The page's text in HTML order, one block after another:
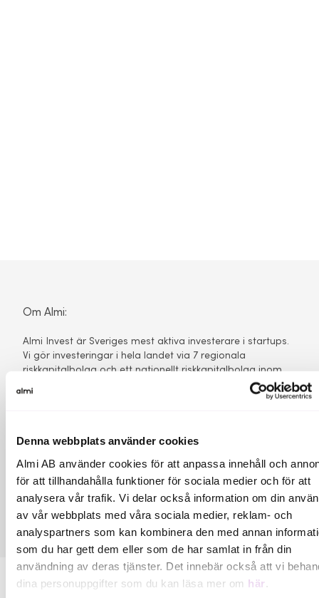
Denna webbplats använder cookies
Almi AB använder cookies för att anpassa innehåll och
för att tillhandahålla funktioner för sociala medier och för att
analysera vår trafik. Vi delar också information om din
av vår webbplats med våra sociala medier, reklam- och
analyspartners som kan kombinera den med annan
som du har gett dem eller som de har samlat in från din
användning av deras tjänster. Det innebär också att vi
dina personuppgifter som du kan läsa mer om här
Om Almi:
Almi Invest är Sveriges mest aktiva investerare i startups.
Vi gör investeringar i hela landet via 7 regionala
riskkapitalbolag och ett nationellt riskkapitalbolag inom
GreenTech. Almi Invest förvaltar cirka 3,5 miljarder kronor
och har sedan starten 2009 investerat i ca 1 000 startups.
Almi Invest är ett riskkapitalbolag inom Almi-koncernen
Kontakt:
Anna Wennerstein